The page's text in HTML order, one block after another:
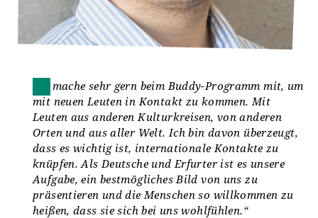
Ich mache sehr gern beim Buddy-Programm mit, um
mit neuen Leuten in Kontakt zu kommen. Mit
Leuten aus anderen Kulturkreisen, von anderen
Orten und aus aller Welt. Ich bin davon überzeugt,
dass es wichtig ist, internationale Kontakte zu
knüpfen. Als Deutsche und Erfurter ist es unsere
Aufgabe, ein bestmögliches Bild von uns zu
präsentieren und die Menschen so willkommen zu
heißen, dass sie sich bei uns wohlfühlen.“